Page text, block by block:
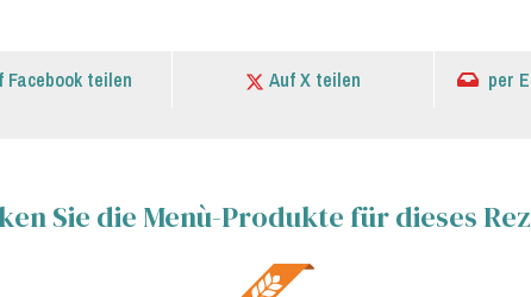
Facebook teilen Auf X teilen per
Sie die Menù-Produkte für dieses